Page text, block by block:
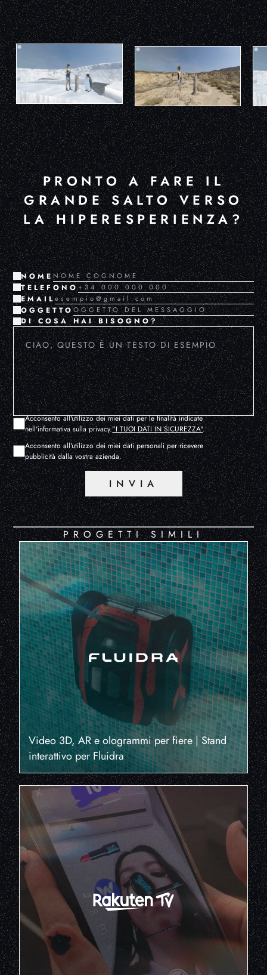
PRONTO A FARE IL
GRANDE SALTO VERSO
LA HIPERESPERIENZA?
NOME
TELEFONO
EMAIL
OGGETTO
DI COSA HAI BISOGNO?
Acconsento all'utilizzo dei miei dati per le finalità indicate
nell'informativa sulla privacy."I TUOI DATI IN SICUREZZA".
Acconsento all'utilizzo dei miei dati personali per ricevere
pubblicità dalla vostra azienda.
INVIA
PROGETTI SIMILI
Video 3D, AR e ologrammi per fiere | Stand
interattivo per Fluidra